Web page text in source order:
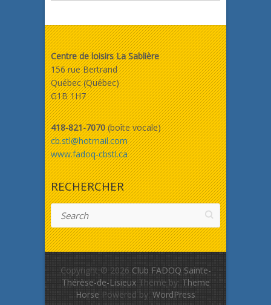
Centre de loisirs La Sablière
156 rue Bertrand
Québec (Québec)
G1B 1H7
418-821-7070(boîte vocale)
cb.stl@hotmail.com
www.fadoq-cbstl.ca
RECHERCHER
Copyright © 2026 Club FADOQ Sainte-
Thérèse-de-LisieuxTheme by: Theme
Horse Powered by: WordPress